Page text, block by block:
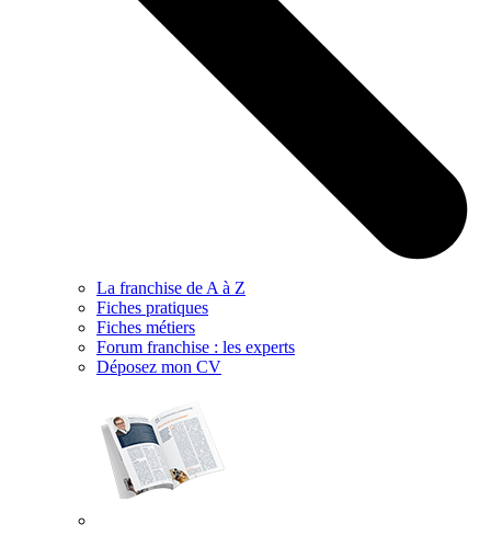
La franchise de A à Z
Fiches pratiques
Fiches métiers
Forum franchise : les experts
Déposez mon CV